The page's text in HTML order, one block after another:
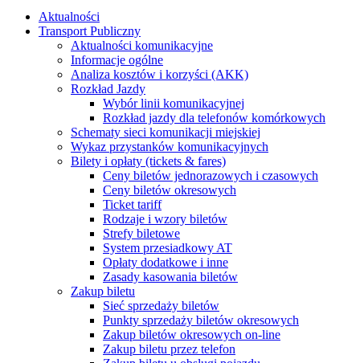
Aktualności
Transport Publiczny
Aktualności komunikacyjne
Informacje ogólne
Analiza kosztów i korzyści (AKK)
Rozkład Jazdy
Wybór linii komunikacyjnej
Rozkład jazdy dla telefonów komórkowych
Schematy sieci komunikacji miejskiej
Wykaz przystanków komunikacyjnych
Bilety i opłaty (tickets & fares)
Ceny biletów jednorazowych i czasowych
Ceny biletów okresowych
Ticket tariff
Rodzaje i wzory biletów
Strefy biletowe
System przesiadkowy AT
Opłaty dodatkowe i inne
Zasady kasowania biletów
Zakup biletu
Sieć sprzedaży biletów
Punkty sprzedaży biletów okresowych
Zakup biletów okresowych on-line
Zakup biletu przez telefon